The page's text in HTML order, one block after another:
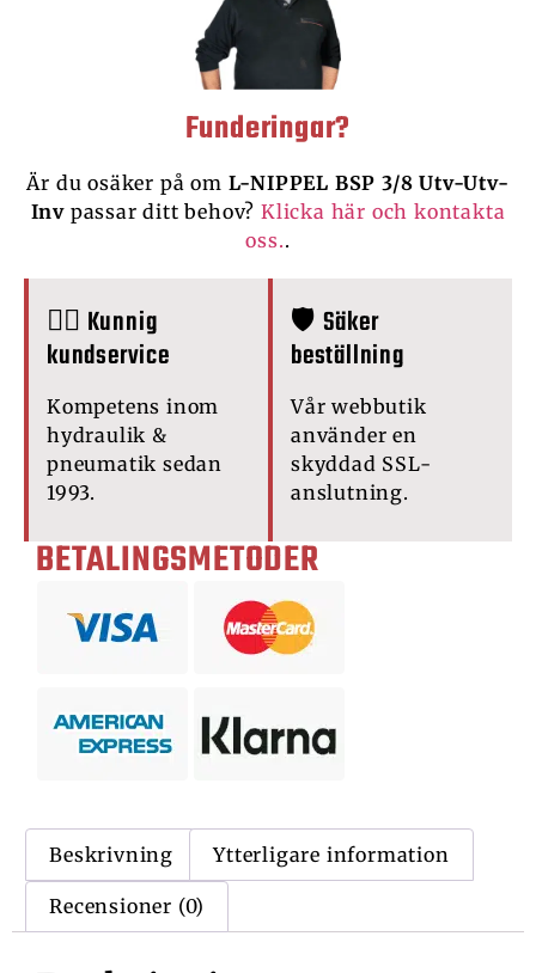
Funderingar?
Är du osäker på om L-NIPPEL BSP 3/8 Utv-Utv-
Inv passar ditt behov? Klicka här och kontakta
oss..
🙋‍♂️ Kunnig
kundservice
Kompetens inom
hydraulik &
pneumatik sedan
1993.
🛡️ Säker
beställning
Vår webbutik
använder en
skyddad SSL-
anslutning.
BETALINGSMETODER
Beskrivning Ytterligare information
Recensioner (0)